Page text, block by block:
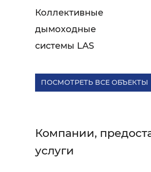
Коллективные
дымоходные
системы LAS
ПОСМОТРЕТЬ ВСЕ ОБЪЕКТЫ
Компании,
услуги